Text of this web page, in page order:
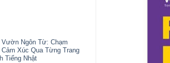
Vườn Ngôn Từ: Chạm
Xúc Qua Từng Trang
Tiếng Nhật